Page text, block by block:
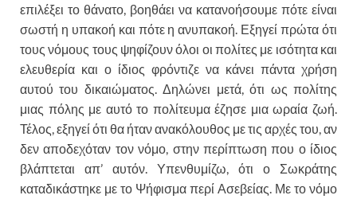
επιλέξει το θάνατο, βοηθάει να κατανοήσουμε πότε είναι
σωστή η υπακοή και πότε η ανυπακοή. Εξηγεί πρώτα ότι
τους νόμους τους ψηφίζουν όλοι οι πολίτες με ισότητα και
ελευθερία και ο ίδιος φρόντιζε να κάνει πάντα χρήση
αυτού του δικαιώματος. Δηλώνει μετά, ότι ως πολίτης
μιας πόλης με αυτό το πολίτευμα έζησε μια ωραία ζωή.
Τέλος, εξηγεί ότι θα ήταν ανακόλουθος με τις αρχές του, αν
δεν αποδεχόταν τον νόμο, στην περίπτωση που ο ίδιος
βλάπτεται απ’ αυτόν. Υπενθυμίζω, ότι ο Σωκράτης
καταδικάστηκε με το Ψήφισμα περί Ασεβείας. Με το νόμο